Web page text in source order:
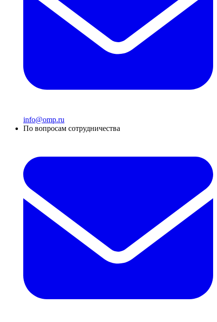
info@omp.ru
По вопросам сотрудничества